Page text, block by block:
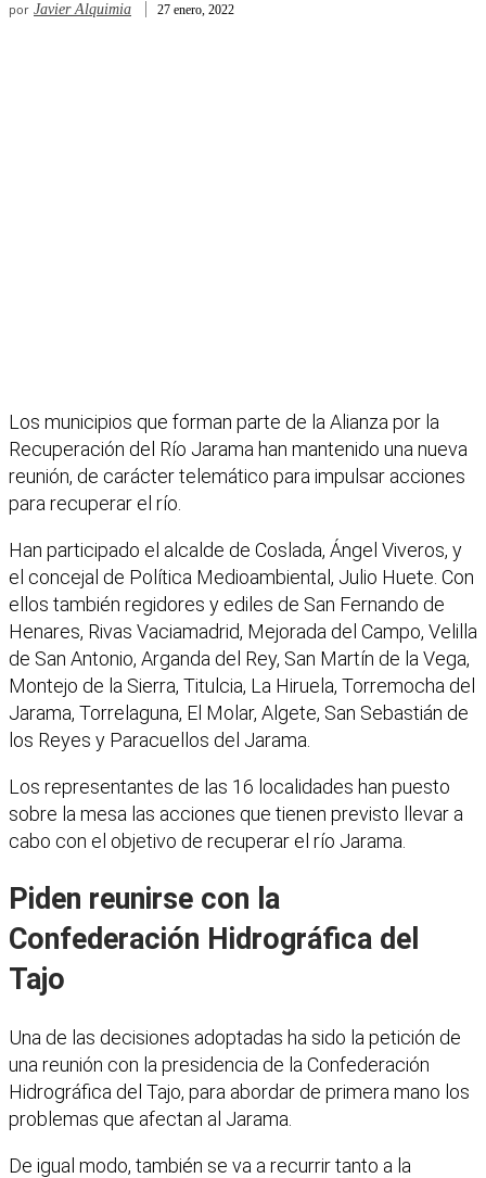
por Javier Alquimia 27 enero, 2022
Los municipios que forman parte de la Alianza por la
Recuperación del Río Jarama han mantenido una nueva
reunión, de carácter telemático para impulsar acciones
para recuperar el río.
Han participado el alcalde de Coslada, Ángel Viveros, y
el concejal de Política Medioambiental, Julio Huete. Con
ellos también regidores y ediles de San Fernando de
Henares, Rivas Vaciamadrid, Mejorada del Campo, Velilla
de San Antonio, Arganda del Rey, San Martín de la Vega,
Montejo de la Sierra, Titulcia, La Hiruela, Torremocha del
Jarama, Torrelaguna, El Molar, Algete, San Sebastián de
los Reyes y Paracuellos del Jarama.
Los representantes de las 16 localidades han puesto
sobre la mesa las acciones que tienen previsto llevar a
cabo con el objetivo de recuperar el río Jarama.
Piden reunirse con la
Confederación Hidrográfica del
Tajo
Una de las decisiones adoptadas ha sido la petición de
una reunión con la presidencia de la Confederación
Hidrográfica del Tajo, para abordar de primera mano los
problemas que afectan al Jarama.
De igual modo, también se va a recurrir tanto a la